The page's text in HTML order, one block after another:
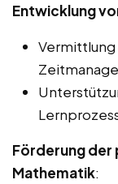
Entwicklung
Förderung der
Mathematik: